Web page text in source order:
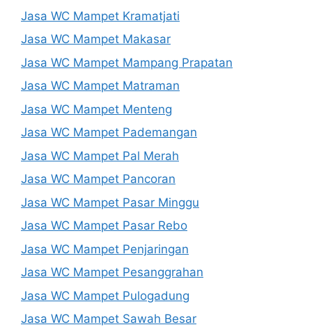
Jasa WC Mampet Kramatjati
Jasa WC Mampet Makasar
Jasa WC Mampet Mampang Prapatan
Jasa WC Mampet Matraman
Jasa WC Mampet Menteng
Jasa WC Mampet Pademangan
Jasa WC Mampet Pal Merah
Jasa WC Mampet Pancoran
Jasa WC Mampet Pasar Minggu
Jasa WC Mampet Pasar Rebo
Jasa WC Mampet Penjaringan
Jasa WC Mampet Pesanggrahan
Jasa WC Mampet Pulogadung
Jasa WC Mampet Sawah Besar